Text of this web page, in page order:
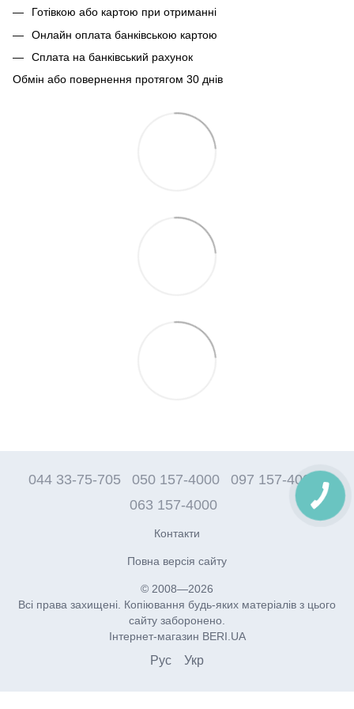
Готівкою або картою при отриманні
Онлайн оплата банківською картою
Сплата на банківський рахунок
Обмін або повернення протягом 30 днів
044 33-75-705 050 157-4000
097 157-4000
063 157-4000
Контакти
Повна версія сайту
© 2008—2026
Всі права захищені. Копіювання будь-яких матеріалів з цього
сайту заборонено.
Інтернет-магазин BERI.UA
Рус Укр